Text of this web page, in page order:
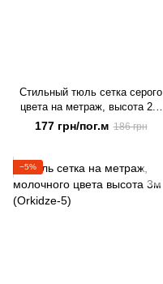
Стильный тюль сетка серого
цвета на метраж, высота 2.8
м(112-6)
177 грн/пог.м 186 грн
−5%